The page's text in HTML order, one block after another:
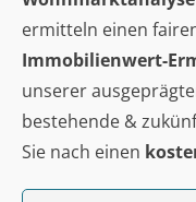
ermitteln einen
Immobilienwert-
unserer
bestehende &
Sie nach einen